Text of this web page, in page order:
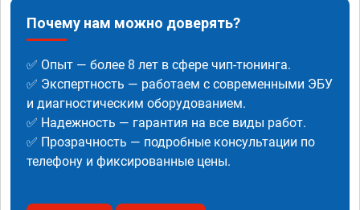
Почему нам можно доверять?
✅ Опыт — более 8 лет в сфере чип-тюнинга.
✅ Экспертность — работаем с современными ЭБУ
и диагностическим оборудованием.
✅ Надежность — гарантия на все виды работ.
✅ Прозрачность — подробные консультации по
телефону и фиксированные цены.